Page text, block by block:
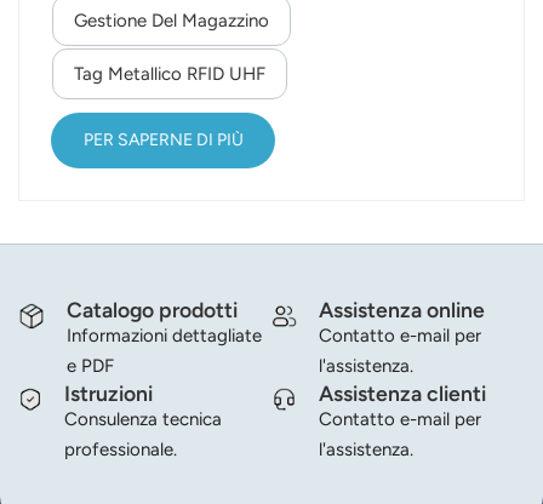
velocità di rifornimento, la gestione delle scorte e
altre operazioni, migliorando l'efficienza e
riducendo i costi. La tecnologia RFID si applica
alla gestione degli acquisti e dell'inventario in
magazzino, offrendo un grande supporto
all'azienda. Presenta quattro...
Gestione Del Magazzino
Tag Metallico RFID UHF
PER SAPERNE DI PIÙ
Catalogo prodotti
Informazioni dettagliate
e PDF
Assistenza online
Contatto e-mail per
l'assistenza.
Istruzioni
Consulenza tecnica
professionale.
Assistenza clienti
Contatto e-mail per
l'assistenza.